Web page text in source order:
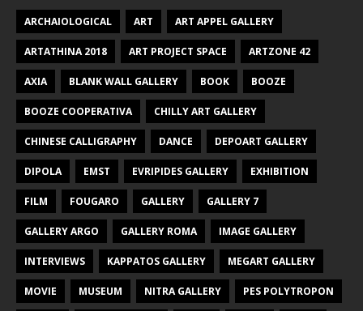
ARCHAIOLOGICAL ART ART APPEL GALLERY
ARTATHINA 2018 ART PROJECT SPACE ARTZONE 42
AXIA BLANK WALL GALLERY BOOK BOOZE
BOOZE COOPERATIVA CHILLY ART GALLERY
CHINESE CALLIGRAPHY DANCE DEPOART GALLERY
DIPOLA EMST EVRIPIDES GALLERY EXHIBITION
FILM FOUGARO GALLERY GALLERY 7
GALLERY ARGO GALLERY ROMA IMAGE GALLERY
INTERVIEWS KAPPATOS GALLERY MEGART GALLERY
MOVIE MUSEUM NITRA GALLERY PES POLYTROPON